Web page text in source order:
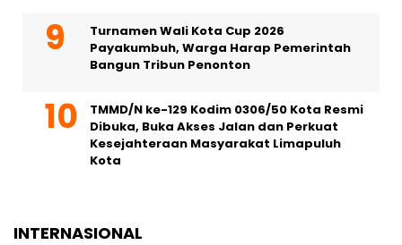
Turnamen Wali Kota Cup 2026
Payakumbuh, Warga Harap Pemerintah
Bangun Tribun Penonton
TMMD/N ke-129 Kodim 0306/50 Kota Resmi
Dibuka, Buka Akses Jalan dan Perkuat
Kesejahteraan Masyarakat Limapuluh
Kota
INTERNASIONAL